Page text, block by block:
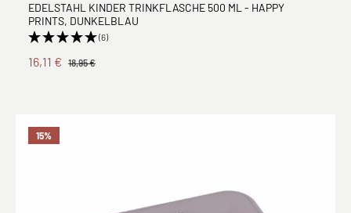
EDELSTAHL KINDER TRINKFLASCHE 500 ML - HAPPY
PRINTS, DUNKELBLAU
(6)
16,11 € 18,95 €
15%